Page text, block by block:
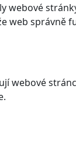
webové
web správně
webové